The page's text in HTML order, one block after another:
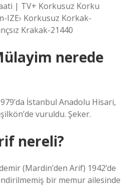
| TV+ Korkusuz Korku
IZE› Korkusuz Korkak-
Krakak-21440
nerede
İstanbul Anadolu Hisari,
vuruldu. Şeker.
nereli?
(Mardin’den Arif) 1942’de
bir memur ailesinde